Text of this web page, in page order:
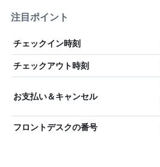
注目ポイント
チェックイン時刻
チェックアウト時刻
お支払い＆キャンセル
フロントデスクの番号